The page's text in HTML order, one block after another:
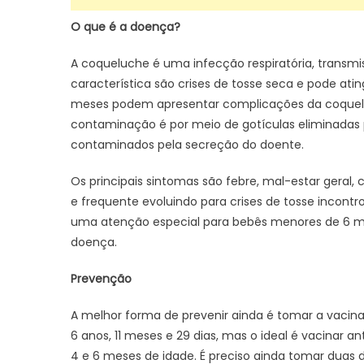
O que é a doença?
A coqueluche é uma infecção respiratória,
característica são crises de tosse seca e pode
meses podem apresentar complicações da
contaminação é por meio de gotículas
contaminados pela secreção do doente.
Os principais sintomas são febre, mal-estar geral,
e frequente evoluindo para crises de tosse
uma atenção especial para bebês menores de 6
doença.
Prevenção
A melhor forma de prevenir ainda é tomar a
6 anos, 11 meses e 29 dias, mas o ideal é vacinar
4 e 6 meses de idade. É preciso ainda tomar